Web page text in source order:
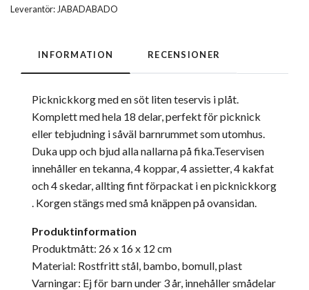
Leverantör: JABADABADO
INFORMATION RECENSIONER
Picknickkorg med en söt liten teservis i plåt.
Komplett med hela 18 delar, perfekt för picknick
eller tebjudning i såväl barnrummet som utomhus.
Duka upp och bjud alla nallarna på fika.Teservisen
innehåller en tekanna, 4 koppar, 4 assietter, 4 kakfat
och 4 skedar, allting fint förpackat i en picknickkorg
. Korgen stängs med små knäppen på ovansidan.
Produktinformation
Produktmått: 26 x 16 x 12 cm
Material: Rostfritt stål, bambo, bomull, plast
Varningar: Ej för barn under 3 år, innehåller smådelar